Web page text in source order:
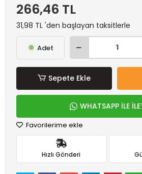
266,46 TL
31,98 TL 'den başlayan taksitlerle
Adet
Sepete Ekle
WHATSAPP İLE
Favorilerime ekle
Hızlı Gönderi